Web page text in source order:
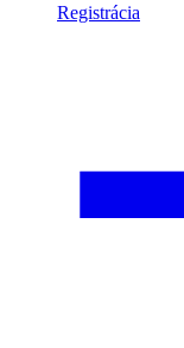
Registrácia